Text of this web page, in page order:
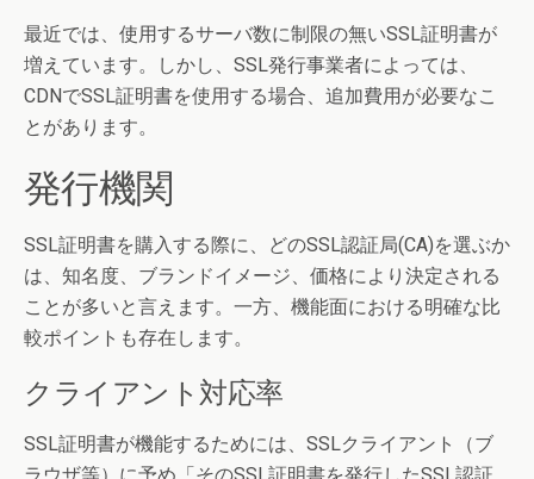
最近では、使用するサーバ数に制限の無いSSL証明書が
増えています。しかし、SSL発行事業者によっては、
CDNでSSL証明書を使用する場合、追加費用が必要なこ
とがあります。
発行機関
SSL証明書を購入する際に、どのSSL認証局(CA)を選ぶか
は、知名度、ブランドイメージ、価格により決定される
ことが多いと言えます。一方、機能面における明確な比
較ポイントも存在します。
クライアント対応率
SSL証明書が機能するためには、SSLクライアント（ブ